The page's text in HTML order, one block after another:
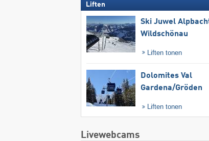
Liften
Ski Juwel
Wildschönau
Liften tonen
Dolomites Val
Gardena/​Gröden
Liften tonen
Livewebcams